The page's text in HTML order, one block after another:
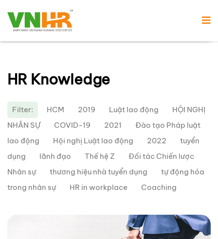
HR Knowledge
Filter: HCM 2019 Luật lao động
HỘI NGHỊ
NHÂN SỰ
COVID-19 2021
Đào tạo Pháp luật
lao động
Hội nghị Luật lao động 2022
tuyển
dụng
lãnh đạo Thế hệ Z
Đối tác Chiến lược
Nhân sự
thương hiệu nhà tuyển dụng
tự động hóa
trong nhân sự
HR in workplace Coaching